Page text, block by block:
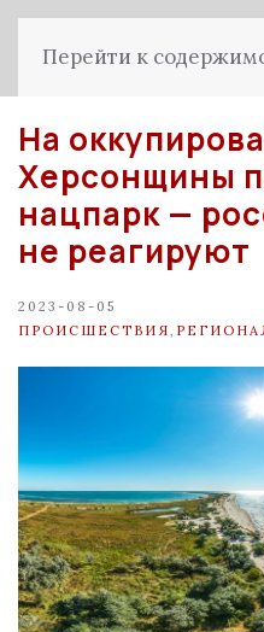
Перейти к
На
Херсонщины
нацпарк —
не реагируют
2023-08-05
ПРОИСШЕСТВИЯ